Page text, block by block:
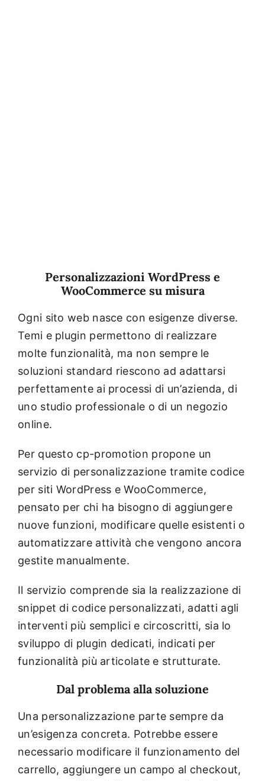
Personalizzazioni WordPress e
WooCommerce su misura
Ogni sito web nasce con esigenze diverse.
Temi e plugin permettono di realizzare
molte funzionalità, ma non sempre le
soluzioni standard riescono ad adattarsi
perfettamente ai processi di un’azienda, di
uno studio professionale o di un negozio
online.
Per questo cp-promotion propone un
servizio di personalizzazione tramite codice
per siti WordPress e WooCommerce,
pensato per chi ha bisogno di aggiungere
nuove funzioni, modificare quelle esistenti o
automatizzare attività che vengono ancora
gestite manualmente.
Il servizio comprende sia la realizzazione di
snippet di codice personalizzati, adatti agli
interventi più semplici e circoscritti, sia lo
sviluppo di plugin dedicati, indicati per
funzionalità più articolate e strutturate.
Dal problema alla soluzione
Una personalizzazione parte sempre da
un’esigenza concreta. Potrebbe essere
necessario modificare il funzionamento del
carrello, aggiungere un campo al checkout,